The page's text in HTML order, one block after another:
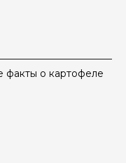
о картофеле